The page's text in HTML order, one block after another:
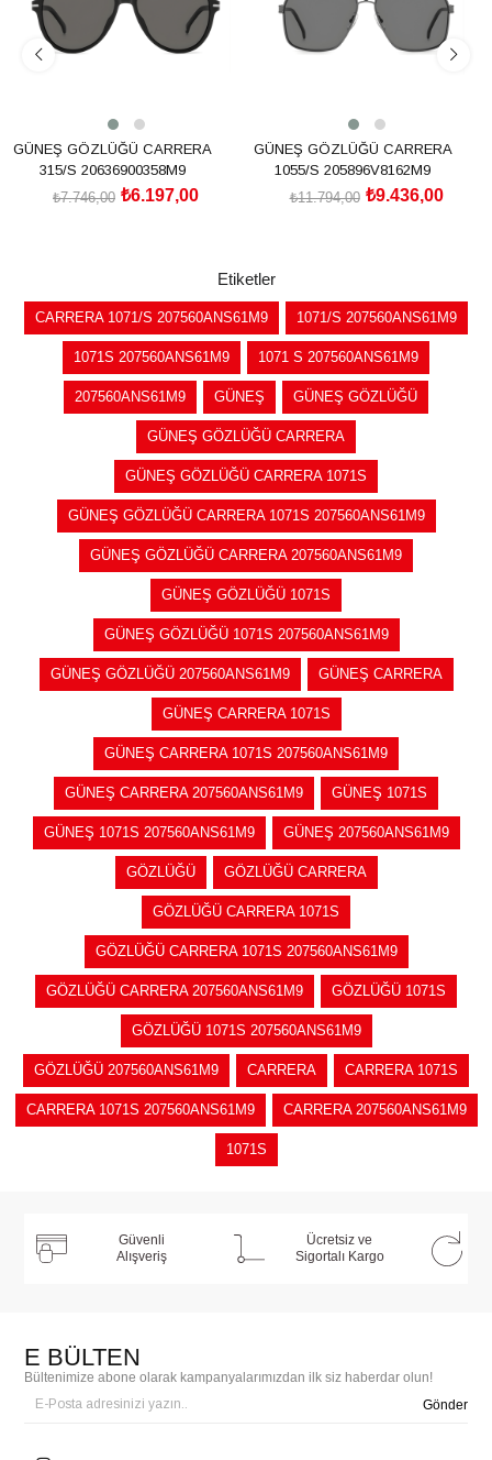
GÜNEŞ GÖZLÜĞÜ CARRERA
315/S 20636900358M9
₺6.197,00
₺7.746,00
GÜNEŞ GÖZLÜĞÜ CARRERA
1055/S 205896V8162M9
₺9.436,00
₺11.794,00
Etiketler
CARRERA 1071/S 207560ANS61M9 1071/S 207560ANS61M9
1071S 207560ANS61M9 1071 S 207560ANS61M9
207560ANS61M9 GÜNEŞ GÜNEŞ GÖZLÜĞÜ
GÜNEŞ GÖZLÜĞÜ CARRERA
GÜNEŞ GÖZLÜĞÜ CARRERA 1071S
GÜNEŞ GÖZLÜĞÜ CARRERA 1071S 207560ANS61M9
GÜNEŞ GÖZLÜĞÜ CARRERA 207560ANS61M9
GÜNEŞ GÖZLÜĞÜ 1071S
GÜNEŞ GÖZLÜĞÜ 1071S 207560ANS61M9
GÜNEŞ GÖZLÜĞÜ 207560ANS61M9 GÜNEŞ CARRERA
GÜNEŞ CARRERA 1071S
GÜNEŞ CARRERA 1071S 207560ANS61M9
GÜNEŞ CARRERA 207560ANS61M9 GÜNEŞ 1071S
GÜNEŞ 1071S 207560ANS61M9 GÜNEŞ 207560ANS61M9
GÖZLÜĞÜ GÖZLÜĞÜ CARRERA
GÖZLÜĞÜ CARRERA 1071S
GÖZLÜĞÜ CARRERA 1071S 207560ANS61M9
GÖZLÜĞÜ CARRERA 207560ANS61M9 GÖZLÜĞÜ 1071S
GÖZLÜĞÜ 1071S 207560ANS61M9
GÖZLÜĞÜ 207560ANS61M9 CARRERA CARRERA 1071S
CARRERA 1071S 207560ANS61M9 CARRERA 207560ANS61M9
1071S
Güvenli
Alışveriş
Ücretsiz ve
Sigortalı Kargo
E BÜLTEN
Bültenimize abone olarak kampanyalarımızdan ilk siz haberdar olun!
Gönder